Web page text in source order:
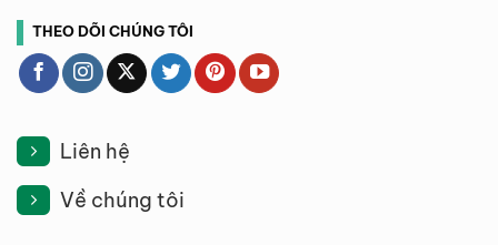
THEO DÕI CHÚNG TÔI
Liên hệ
Về chúng tôi